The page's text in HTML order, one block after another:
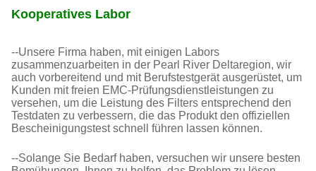
Kooperatives Labor
--Unsere Firma haben, mit einigen Labors
zusammenzuarbeiten in der Pearl River Deltaregion, wir
auch vorbereitend und mit Berufstestgerät ausgerüstet, um
Kunden mit freien EMC-Prüfungsdienstleistungen zu
versehen, um die Leistung des Filters entsprechend den
Testdaten zu verbessern, die das Produkt den offiziellen
Bescheinigungstest schnell führen lassen können.
--Solange Sie Bedarf haben, versuchen wir unsere besten